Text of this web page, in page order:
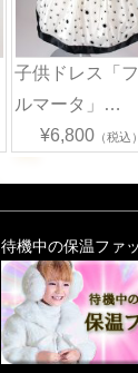
子供ドレス「
ルマータ」…
¥6,800（税込）
待機中の保温ファ